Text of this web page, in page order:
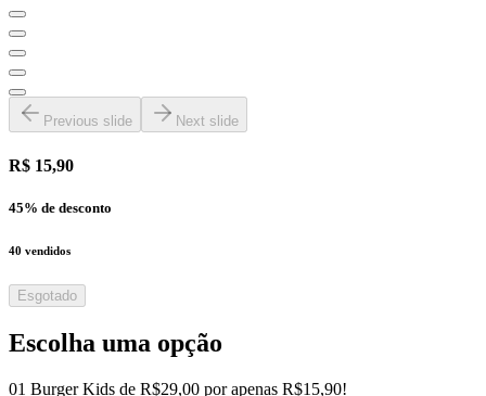
Previous slide Next slide
R$ 15,90
45% de desconto
40 vendidos
Esgotado
Escolha uma opção
01 Burger Kids de R$29,00 por apenas R$15,90!